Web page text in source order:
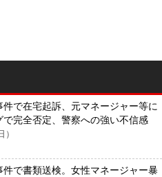
で在宅起訴、元マネージャー等に
完全否定、警察への強い不信感
）
で書類送検。女性マネージャー暴